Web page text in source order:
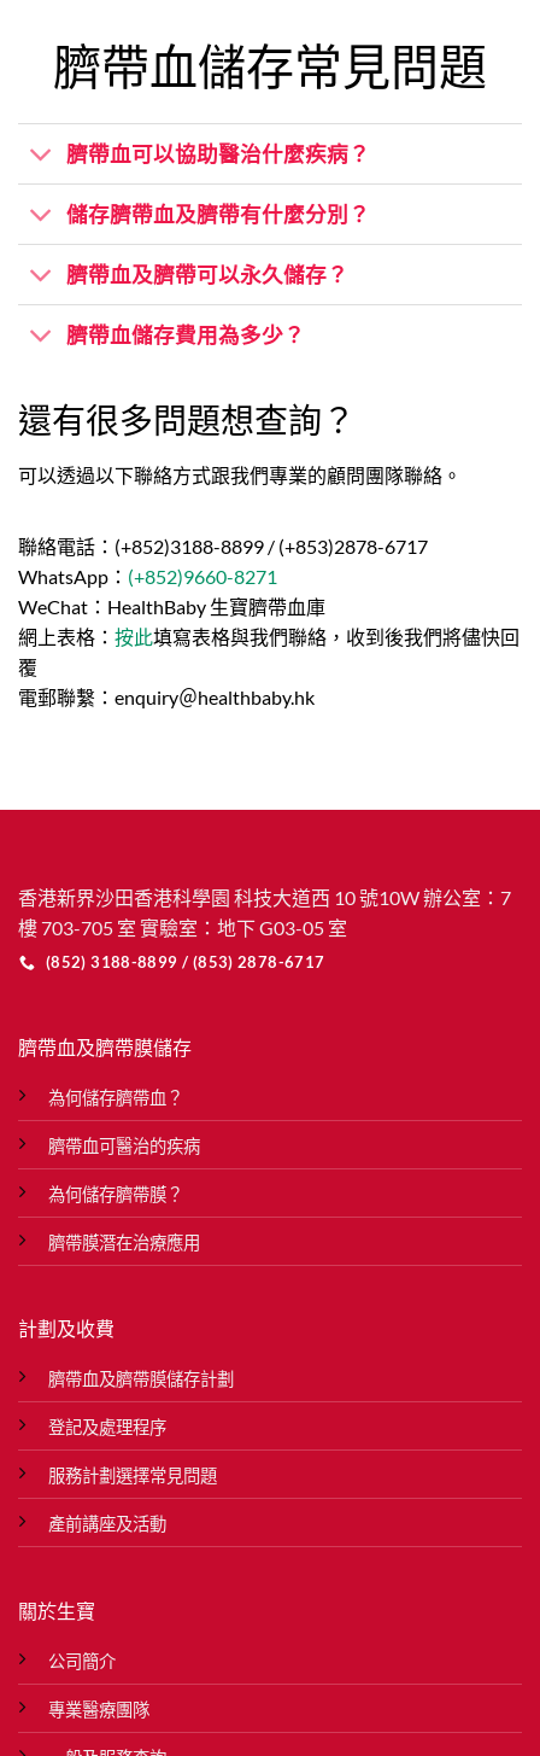
臍帶血儲存常見問題
臍帶血可以協助醫治什麼疾病？
儲存臍帶血及臍帶有什麼分別？
臍帶血及臍帶可以永久儲存？
臍帶血儲存費用為多少？
還有很多問題想查詢？
可以透過以下聯絡方式跟我們專業的顧問團隊聯絡。
聯絡電話：(+852)3188-8899 / (+853)2878-6717
WhatsApp： (+852)9660-8271
WeChat：HealthBaby 生寶臍帶血庫
網上表格： 按此填寫表格與我們聯絡，收到後我們將儘快回
覆
電郵聯繫：enquiry＠healthbaby.hk
香港新界沙田香港科學園 科技大道西 10 號10W 辦公室：7
樓 703-705 室 實驗室：地下 G03-05 室
(852) 3188-8899 / (853) 2878-6717
臍帶血及臍帶膜儲存
為何儲存臍帶血？
臍帶血可醫治的疾病
為何儲存臍帶膜？
臍帶膜潛在治療應用
計劃及收費
臍帶血及臍帶膜儲存計劃
登記及處理程序
服務計劃選擇常見問題
產前講座及活動
關於生寶
公司簡介
專業醫療團隊